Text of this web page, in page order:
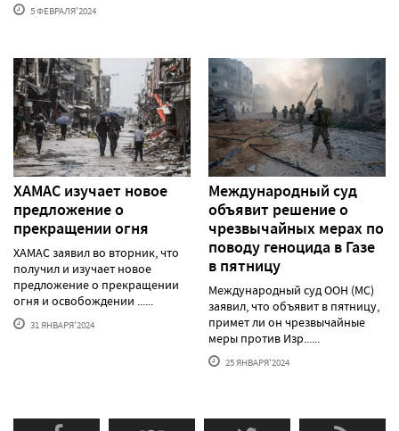
5 ФЕВРАЛЯ'2024
ХАМАС изучает новое
предложение о
прекращении огня
ХАМАС заявил во вторник, что
получил и изучает новое
предложение о прекращении
огня и освобождении ......
31 ЯНВАРЯ'2024
Международный суд
объявит решение о
чрезвычайных мерах по
поводу геноцида в Газе
в пятницу
Международный суд ООН (МС)
заявил, что объявит в пятницу,
примет ли он чрезвычайные
меры против Изр......
25 ЯНВАРЯ'2024